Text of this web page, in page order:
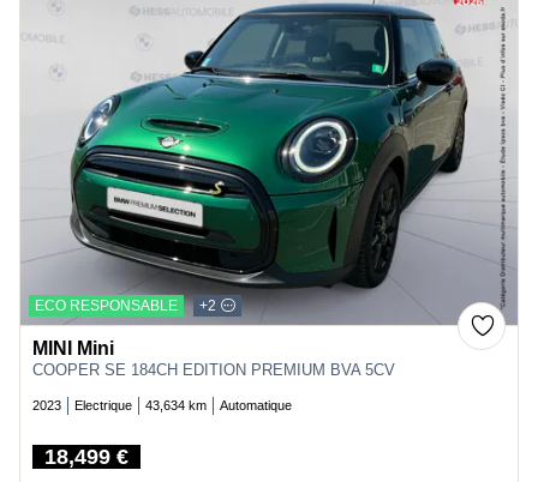
ECO RESPONSABLE +2
MINI Mini
COOPER SE 184CH EDITION PREMIUM BVA 5CV
2023 Electrique 43,634 km Automatique
Price
18,499 €